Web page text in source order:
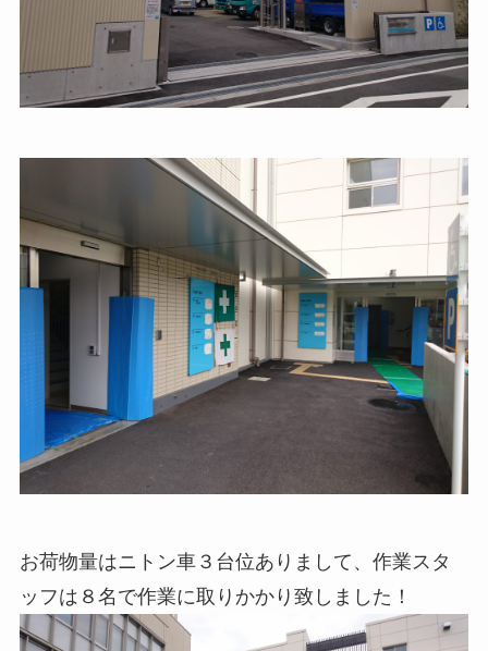
お荷物量はニトン車３台位ありまして、作業スタ
ッフは８名で作業に取りかかり致しました！